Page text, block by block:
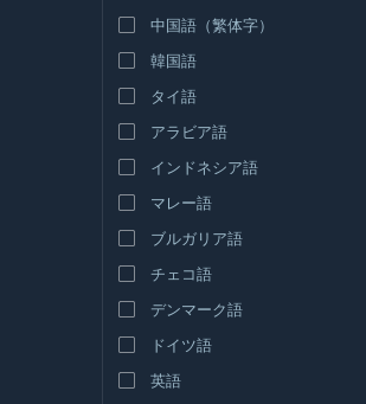
中国語（繁体字）
韓国語
タイ語
アラビア語
インドネシア語
マレー語
ブルガリア語
チェコ語
デンマーク語
ドイツ語
英語